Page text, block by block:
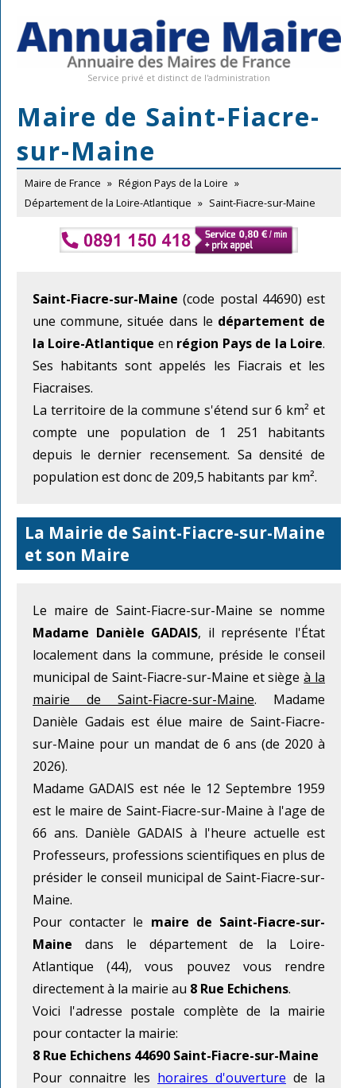
Service privé et distinct de l'administration
Maire de Saint-Fiacre-
sur-Maine
Maire de France » Région Pays de la Loire »
Département de la Loire-Atlantique » Saint-Fiacre-sur-Maine
Saint-Fiacre-sur-Maine (code postal 44690) est
une commune, située dans le département de
la Loire-Atlantique en région Pays de la Loire.
Ses habitants sont appelés les Fiacrais et les
Fiacraises.
La territoire de la commune s'étend sur 6 km² et
compte une population de 1 251 habitants
depuis le dernier recensement. Sa densité de
population est donc de 209,5 habitants par km².
La Mairie de Saint-Fiacre-sur-Maine
et son Maire
Le maire de Saint-Fiacre-sur-Maine se nomme
Madame Danièle GADAIS, il représente l'État
localement dans la commune, préside le conseil
municipal de Saint-Fiacre-sur-Maine et siègeà la
mairie de Saint-Fiacre-sur-Maine. Madame
Danièle Gadais est élue maire de Saint-Fiacre-
sur-Maine pour un mandat de 6 ans (de 2020 à
2026).
Madame GADAIS est née le 12 Septembre 1959
est le maire de Saint-Fiacre-sur-Maine à l'age de
66 ans. Danièle GADAIS à l'heure actuelle est
Professeurs, professions scientifiques en plus de
présider le conseil municipal de Saint-Fiacre-sur-
Maine.
Pour contacter le maire de Saint-Fiacre-sur-
Maine dans le département de la Loire-
Atlantique (44), vous pouvez vous rendre
directement à la mairie au 8 Rue Echichens.
Voici l'adresse postale complète de la mairie
pour contacter la mairie:
8 Rue Echichens 44690 Saint-Fiacre-sur-Maine
Pour connaitre les horaires d'ouverture de la